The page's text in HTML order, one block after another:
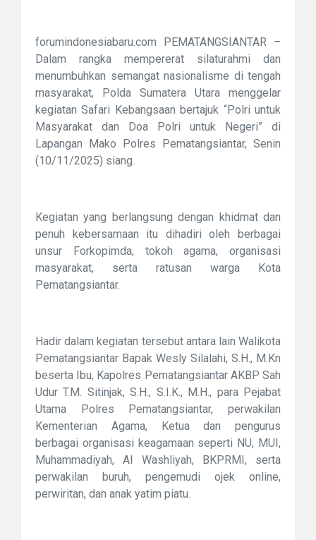
forumindonesiabaru.com PEMATANGSIANTAR –
Dalam rangka mempererat silaturahmi dan
menumbuhkan semangat nasionalisme di tengah
masyarakat, Polda Sumatera Utara menggelar
kegiatan Safari Kebangsaan bertajuk “Polri untuk
Masyarakat dan Doa Polri untuk Negeri” di
Lapangan Mako Polres Pematangsiantar, Senin
(10/11/2025) siang.
Kegiatan yang berlangsung dengan khidmat dan
penuh kebersamaan itu dihadiri oleh berbagai
unsur Forkopimda, tokoh agama, organisasi
masyarakat, serta ratusan warga Kota
Pematangsiantar.
Hadir dalam kegiatan tersebut antara lain Walikota
Pematangsiantar Bapak Wesly Silalahi, S.H., M.Kn
beserta Ibu, Kapolres Pematangsiantar AKBP Sah
Udur T.M. Sitinjak, S.H., S.I.K., M.H., para Pejabat
Utama Polres Pematangsiantar, perwakilan
Kementerian Agama, Ketua dan pengurus
berbagai organisasi keagamaan seperti NU, MUI,
Muhammadiyah, Al Washliyah, BKPRMI, serta
perwakilan buruh, pengemudi ojek online,
perwiritan, dan anak yatim piatu.